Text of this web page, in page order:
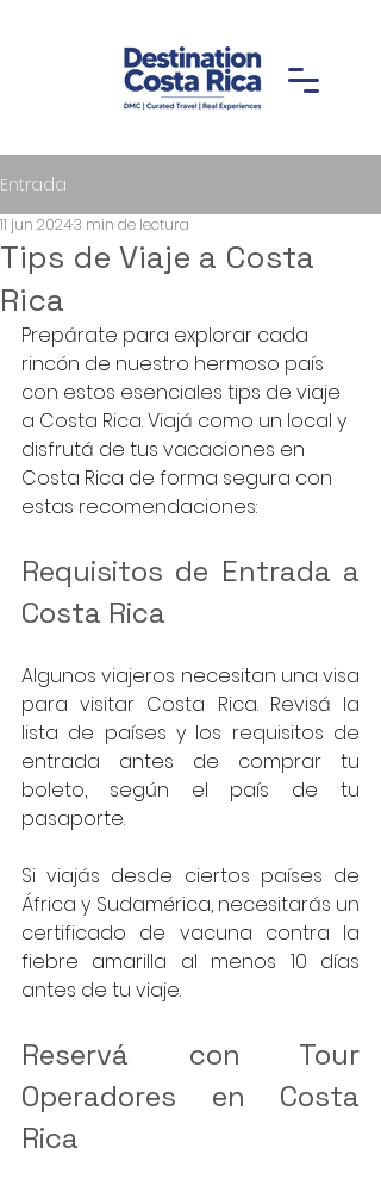
Entrada
Tips de Viaje a Costa
Rica
11 jun 20243 min de lectura
Prepárate para explorar cada
rincón de nuestro hermoso país
con estos esenciales tips de viaje
a Costa Rica. Viajá como un local y
disfrutá de tus vacaciones en
Costa Rica de forma segura con
estas recomendaciones:
Requisitos de Entrada a
Costa Rica
Algunos viajeros necesitan una visa
para visitar Costa Rica. Revisá la
lista de países y los requisitos de
entrada antes de comprar tu
boleto, según el país de tu
pasaporte.
Si viajás desde ciertos países de
África y Sudamérica, necesitarás un
certificado de vacuna contra la
fiebre amarilla al menos 10 días
antes de tu viaje.
Reservá con Tour
Operadores en Costa
Rica